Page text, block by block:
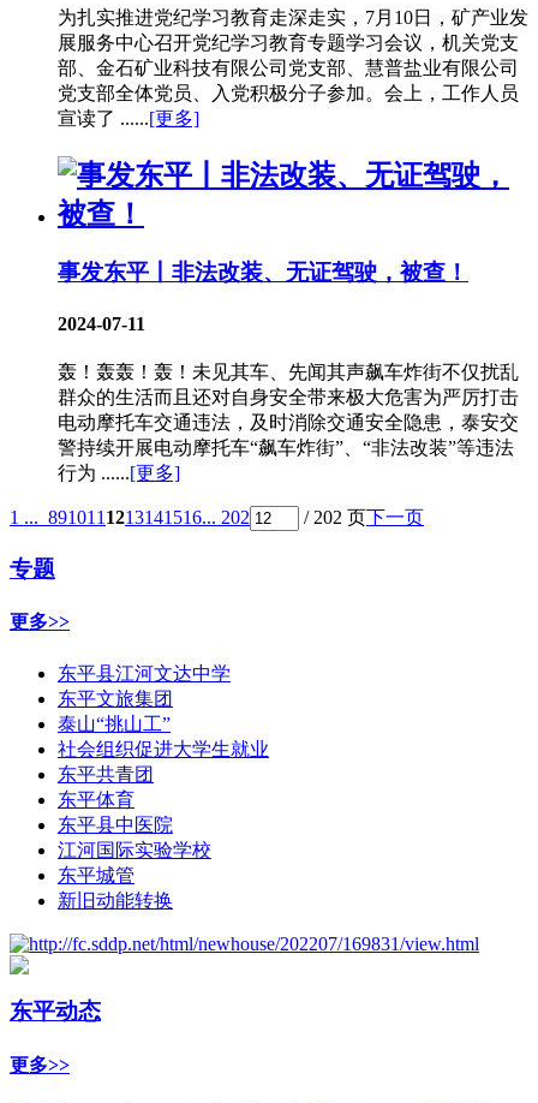
为扎实推进党纪学习教育走深走实，7月10日，矿产业发
展服务中心召开党纪学习教育专题学习会议，机关党支
部、金石矿业科技有限公司党支部、慧普盐业有限公司
党支部全体党员、入党积极分子参加。会上，工作人员
宣读了 ......[更多]
事发东平丨非法改装、无证驾驶，被查！
2024-07-11
轰！轰轰！轰！未见其车、先闻其声飙车炸街不仅扰乱
群众的生活而且还对自身安全带来极大危害为严厉打击
电动摩托车交通违法，及时消除交通安全隐患，泰安交
警持续开展电动摩托车“飙车炸街”、“非法改装”等违法
行为 ......[更多]
1 ... 8910111213141516... 202 / 202 页 下一页
专题
更多>>
东平县江河文达中学
东平文旅集团
泰山“挑山工”
社会组织促进大学生就业
东平共青团
东平体育
东平县中医院
江河国际实验学校
东平城管
新旧动能转换
东平动态
更多>>